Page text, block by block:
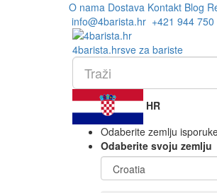
O nama Dostava Kontakt Blog
info@4barista.hr +421 944 750
4barista.hrsve za bariste
HR
Odaberite zemlju
Odaberite svoju zemlju